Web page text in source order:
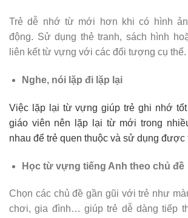
Trẻ dễ nhớ từ mới hơn khi có hình
động. Sử dụng thẻ tranh, sách hình
liên kết từ vựng với các đối tượng cụ thể.
Nghe, nói lặp đi lặp lại
Việc lặp lại từ vựng giúp trẻ ghi nhớ
giáo viên nên lặp lại từ mới trong
nhau để trẻ quen thuộc và sử dụng được
Học từ vựng tiếng Anh theo chủ đề
Chọn các chủ đề gần gũi với trẻ như
chơi, gia đình… giúp trẻ dễ dàng tiếp